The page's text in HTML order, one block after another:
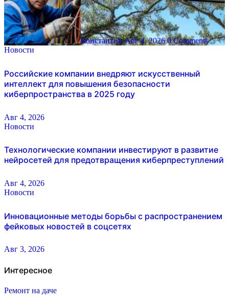
КонстантинАвг 4, 2026 0 Comments
Новости
Российские компании внедряют искусственный
интеллект для повышения безопасности
киберпространства в 2025 году
Авг 4, 2026
Новости
Технологические компании инвестируют в развитие
нейросетей для предотвращения киберпреступлений
Авг 4, 2026
Новости
Инновационные методы борьбы с распространением
фейковых новостей в соцсетях
Авг 3, 2026
Интересное
Ремонт на даче